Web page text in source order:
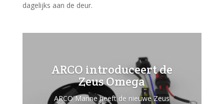
dagelijks aan de deur.
ARCO introduceert de
Zeus Omega
ARCO Marine heeft de nieuwe Zeus